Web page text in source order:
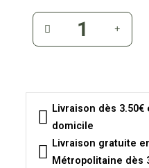
Livraison dès 3.50€
domicile
Livraison gratuite
Métropolitaine dès